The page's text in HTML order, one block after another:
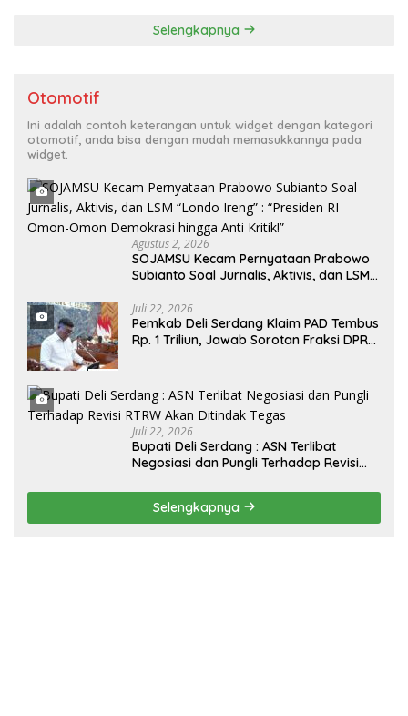
Selengkapnya
Otomotif
Ini adalah contoh keterangan untuk widget dengan kategori
otomotif, anda bisa dengan mudah memasukkannya pada
widget.
Agustus 2, 2026
SOJAMSU Kecam Pernyataan Prabowo
Subianto Soal Jurnalis, Aktivis, dan LSM
Omon Demokrasi hingga Anti Kritik!”
Juli 22, 2026
Pemkab Deli Serdang Klaim PAD Tembus
Rp. 1 Triliun, Jawab Sorotan Fraksi DPRD
Juli 22, 2026
Bupati Deli Serdang : ASN Terlibat
Negosiasi dan Pungli Terhadap Revisi
Selengkapnya